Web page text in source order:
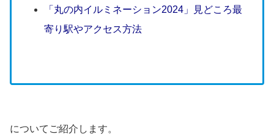
「丸の内イルミネーション2024」見どころ最
寄り駅やアクセス方法
についてご紹介します。